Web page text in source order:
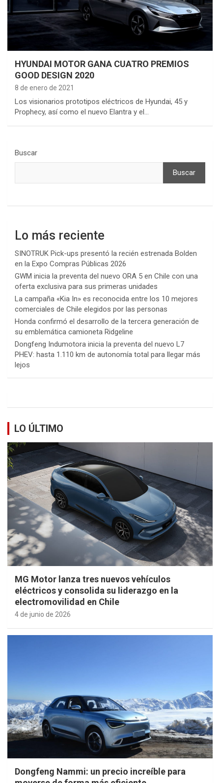
HYUNDAI MOTOR GANA CUATRO PREMIOS
GOOD DESIGN 2020
8 de enero de 2021
Los visionarios prototipos eléctricos de Hyundai, 45 y
Prophecy, así como el nuevo Elantra y el…
Buscar
Buscar
Lo más reciente
SINOTRUK Pick-ups presentó la recién estrenada Bolden
en la Expo Compras Públicas 2026
GWM inicia la preventa del nuevo ORA 5 en Chile con una
oferta exclusiva para sus primeras unidades
La campaña «Kia In» es reconocida entre los 10 mejores
comerciales de Chile elegidos por las personas
Honda confirmó el desarrollo de la tercera generación de
su emblemática camioneta Ridgeline
Dongfeng Indumotora inicia la preventa del nuevo L7
PHEV: hasta 1.110 km de autonomía total para llegar más
lejos
LO ÚLTIMO
MG Motor lanza tres nuevos vehículos
eléctricos y consolida su liderazgo en la
electromovilidad en Chile
4 de junio de 2026
Dongfeng Nammi: un precio increíble para